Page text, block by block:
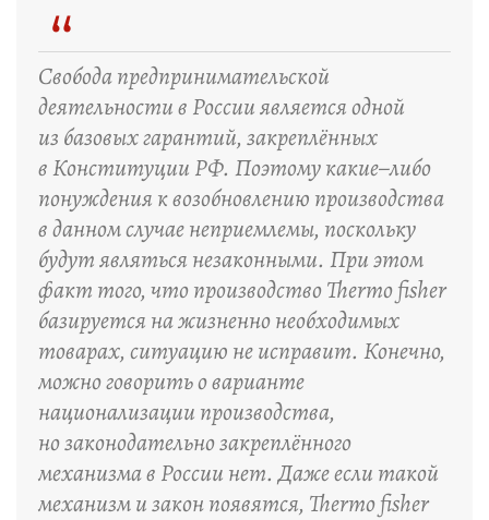
“
Свобода предпринимательской
деятельности в России является одной
из базовых гарантий, закреплённых
в Конституции РФ. Поэтому какие–либо
понуждения к возобновлению производства
в данном случае неприемлемы, поскольку
будут являться незаконными. При этом
факт того, что производство Thermo fisher
базируется на жизненно необходимых
товарах, ситуацию не исправит. Конечно,
можно говорить о варианте
национализации производства,
но законодательно закреплённого
механизма в России нет. Даже если такой
механизм и закон появятся, Thermo fisher